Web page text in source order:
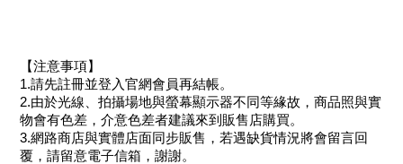
【注意事項】
1.請先註冊並登入官網會員再結帳。
2.由於光線、拍攝場地與螢幕顯示器不同等緣故，商品照與實
物會有色差，介意色差者建議來到販售店購買。
3.網路商店與實體店面同步販售，若遇缺貨情況將會留言回
覆，請留意電子信箱，謝謝。